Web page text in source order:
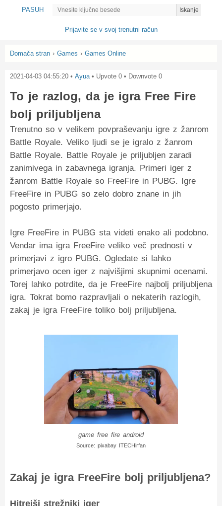
PASUH Iskanje
Prijavite se v svoj trenutni račun
Domača stran › Games › Games Online
2021-04-03 04:55:20 • Ayua• Upvote 0 • Downvote 0
To je razlog, da je igra Free Fire
bolj priljubljena
Trenutno so v velikem povpraševanju igre z žanrom
Battle Royale. Veliko ljudi se je igralo z žanrom
Battle Royale. Battle Royale je priljubljen zaradi
zanimivega in zabavnega igranja. Primeri iger z
žanrom Battle Royale so FreeFire in PUBG. Igre
FreeFire in PUBG so zelo dobro znane in jih
pogosto primerjajo.
Igre FreeFire in PUBG sta videti enako ali podobno.
Vendar ima igra FreeFire veliko več prednosti v
primerjavi z igro PUBG. Ogledate si lahko
primerjavo ocen iger z najvišjimi skupnimi ocenami.
Torej lahko potrdite, da je FreeFire najbolj priljubljena
igra. Tokrat bomo razpravljali o nekaterih razlogih,
zakaj je igra FreeFire toliko bolj priljubljena.
game free fire android
Source: pixabay ITECHirfan
Zakaj je igra FreeFire bolj priljubljena?
Hitrejši strežniki iger